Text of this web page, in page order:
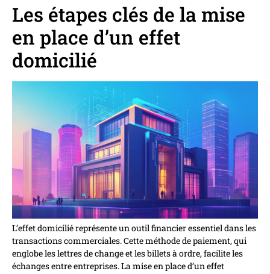
Les étapes clés de la mise
en place d’un effet
domicilié
L’effet domicilié représente un outil financier essentiel dans les
transactions commerciales. Cette méthode de paiement, qui
englobe les lettres de change et les billets à ordre, facilite les
échanges entre entreprises. La mise en place d’un effet